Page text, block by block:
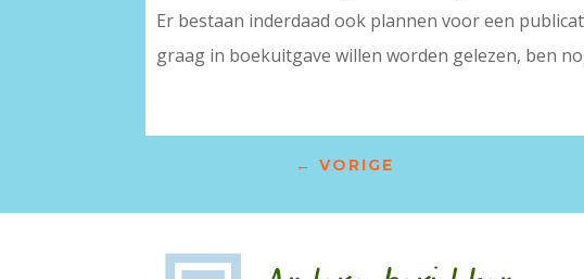
Er bestaan inderdaad ook plannen voor een
graag in boekuitgave willen worden gelezen, ben
← VORIGE